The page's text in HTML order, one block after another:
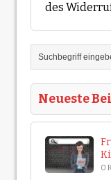
des
Neueste
0